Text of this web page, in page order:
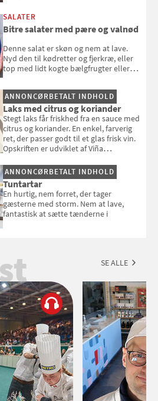
SALATER
Bitre salater med pære og valnød
Denne salat er skøn og nem at lave.
Nyd den til kødretter og fjerkræ, eller
top med lidt kogte bælgfrugter eller
selvstændigt måltid. Opskriften er fra
Louisa Lorangs kogebog "Salat".
ANNONCØRBETALT INDHOLD
Laks med citrus og koriander
Stegt laks får friskhed fra en sauce med
citrus og koriander. En enkel, farverig
ret, der passer godt til et glas frisk vin.
Opskriften er udviklet af Viña
ANNONCØRBETALT INDHOLD
Tuntartar
En hurtig, nem forret, der tager
gæsterne med storm. Nem at lave,
fantastisk at sætte tænderne i
SE ALLE